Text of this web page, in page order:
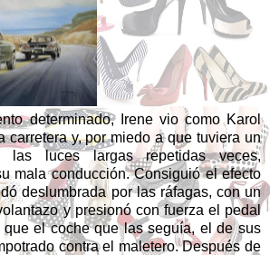
determinado, Irene vio como Karol
carretera y, por miedo a que tuviera un
las luces largas repetidas veces,
mala conducción. Consiguió el efecto
deslumbrada por las ráfagas, con un
y presionó con fuerza el pedal
que el coche que las seguía, el de sus
contra el maletero. Después de